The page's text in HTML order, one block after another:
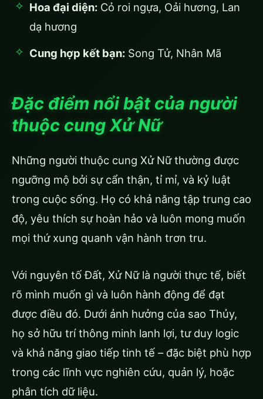
Hoa đại diện: Cỏ roi ngựa, Oải hương, Lan
dạ hương
Cung hợp kết bạn: Song Tử, Nhân Mã
Đặc điểm nổi bật của người
thuộc cung Xử Nữ
Những người thuộc cung Xử Nữ thường được
ngưỡng mộ bởi sự cẩn thận, tỉ mỉ, và kỷ luật
trong cuộc sống. Họ có khả năng tập trung cao
độ, yêu thích sự hoàn hảo và luôn mong muốn
mọi thứ xung quanh vận hành trơn tru.
Với nguyên tố Đất, Xử Nữ là người thực tế, biết
rõ mình muốn gì và luôn hành động để đạt
được điều đó. Dưới ảnh hưởng của sao Thủy,
họ sở hữu trí thông minh lanh lợi, tư duy logic
và khả năng giao tiếp tinh tế – đặc biệt phù hợp
trong các lĩnh vực nghiên cứu, quản lý, hoặc
phân tích dữ liệu.